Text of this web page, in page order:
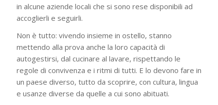
in alcune aziende locali che si sono rese disponibili ad
accoglierli e seguirli.
Non è tutto: vivendo insieme in ostello, stanno
mettendo alla prova anche la loro capacità di
autogestirsi, dal cucinare al lavare, rispettando le
regole di convivenza e i ritmi di tutti. E lo devono fare in
un paese diverso, tutto da scoprire, con cultura, lingua
e usanze diverse da quelle a cui sono abituati.